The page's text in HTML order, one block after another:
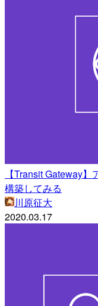
【Transit Gateway
構築してみる
川原征大
2020.03.17